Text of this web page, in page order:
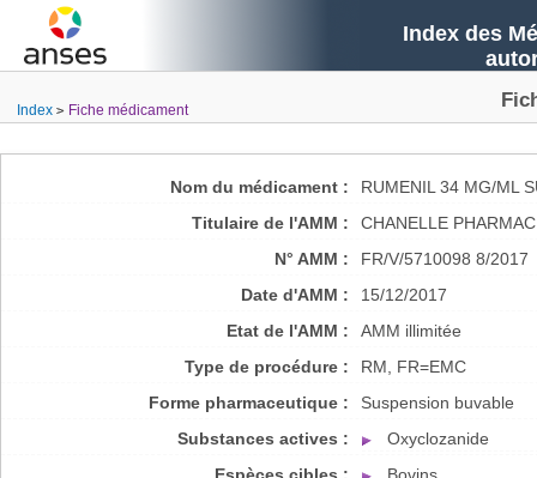
Index des
Index Fiche médicament
Nom du médicament :
RUMENIL 34 MG/ML
Titulaire de l'AMM :
CHANELLE
N° AMM :
FR/V/5710098 8/2017
Date d'AMM :
15/12/2017
Etat de l'AMM :
AMM illimitée
Type de procédure :
RM, FR=EMC
Forme pharmaceutique :
Suspension buvable
Substances actives :
Oxyclozanide